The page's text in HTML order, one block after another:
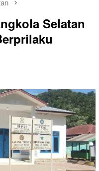
Selatan